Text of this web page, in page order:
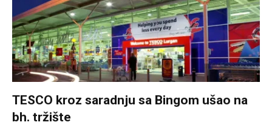
TESCO kroz saradnju sa Bingom ušao na
bh. tržište